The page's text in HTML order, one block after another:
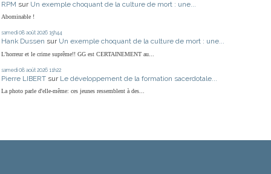
RPM sur Un exemple choquant de la culture de mort : une...
Abominable !
samedi 08 août 2026 15h44
Hank Dussen sur Un exemple choquant de la culture de mort : une...
L'horreur et le crime suprême!! GG est CERTAINEMENT au...
samedi 08 août 2026 11h22
Pierre LIBERT sur Le développement de la formation sacerdotale...
La photo parle d'elle-même: ces jeunes ressemblent à des...